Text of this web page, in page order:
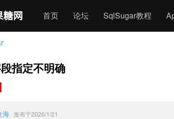
首页 论坛 SqlSugar教程
指定不明确
海 发布于2026/1/21